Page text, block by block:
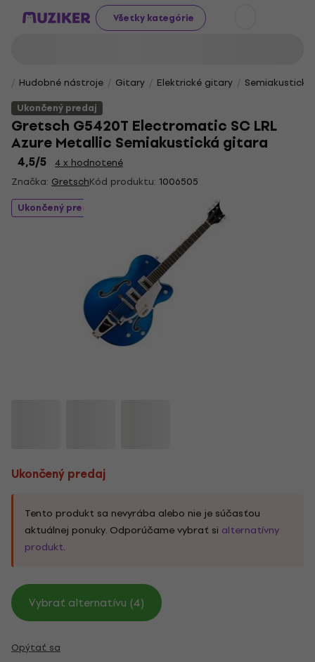
Všetky kategórie
Hudobné nástroje Gitary Elektrické gitary
Ukončený predaj
Gretsch G5420T Electromatic SC LRL
Azure Metallic Semiakustická gitara
4,5/5 4 x hodnotené
Značka: GretschKód produktu: 1006505
Ukončený predaj
Ukončený predaj
Tento produkt sa nevyrába alebo nie je súčasťou
aktuálnej ponuky. Odporúčame vybrať si alternatívny
produkt.
Vybrať alternatívu (4)
Opýtať sa